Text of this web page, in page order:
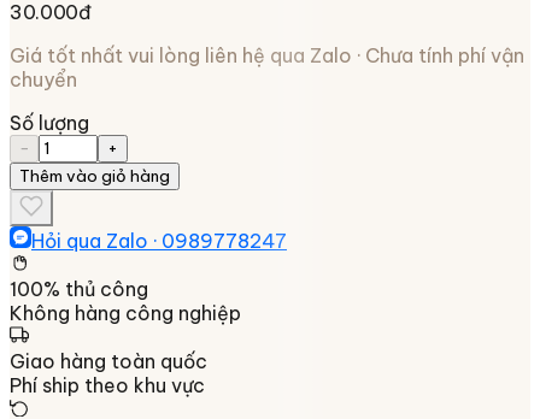
30.000đ
Giá tốt nhất vui lòng liên hệ qua Zalo · Chưa tính phí vận
chuyển
Số lượng
−
+
Thêm vào giỏ hàng
Hỏi qua Zalo · 0989778247
100% thủ công
Không hàng công nghiệp
Giao hàng toàn quốc
Phí ship theo khu vực